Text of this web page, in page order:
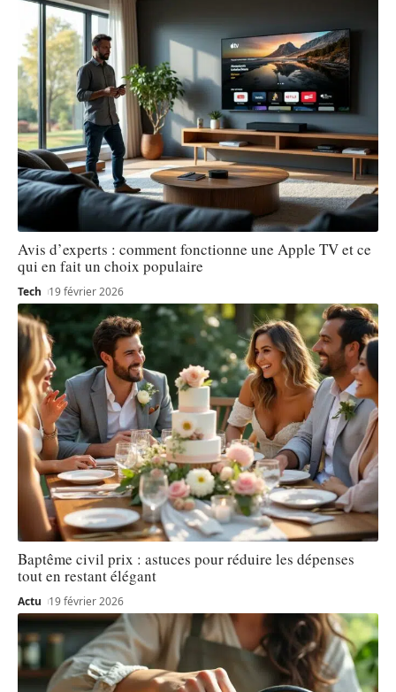
Avis d’experts : comment fonctionne une Apple TV et ce
qui en fait un choix populaire
Tech 19 février 2026
Baptême civil prix : astuces pour réduire les dépenses
tout en restant élégant
Actu 19 février 2026